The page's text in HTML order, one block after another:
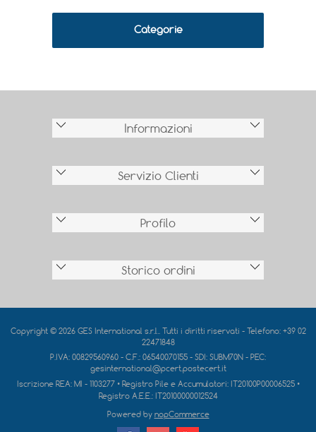
Categorie
Informazioni
Servizio Clienti
Profilo
Storico ordini
Copyright © 2026 GES International s.r.l.. Tutti i diritti riservati - Telefono: +39 02
22471848
P.IVA: 00829560960 - C.F.: 06540070155 - SDI: SUBM70N - PEC:
gesinternational@pcert.postecert.it
Iscrizione REA: MI - 1103277• Registro Pile e Accumulatori: IT20100P00006525•
Registro A.E.E.: IT20100000012524
Powered by nopCommerce